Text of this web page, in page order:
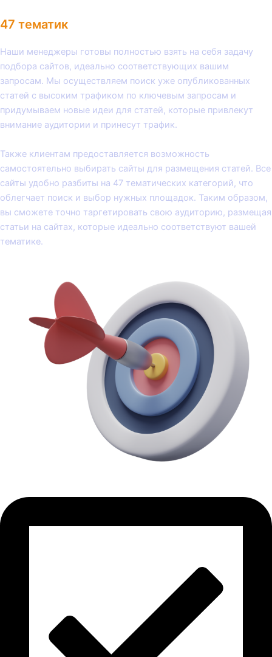
47 тематик
Наши менеджеры готовы полностью взять на себя задачу
подбора сайтов, идеально соответствующих вашим
запросам. Мы осуществляем поиск уже опубликованных
статей с высоким трафиком по ключевым запросам и
придумываем новые идеи для статей, которые привлекут
внимание аудитории и принесут трафик.
Также клиентам предоставляется возможность
самостоятельно выбирать сайты для размещения статей. Все
сайты удобно разбиты на 47 тематических категорий, что
облегчает поиск и выбор нужных площадок. Таким образом,
вы сможете точно таргетировать свою аудиторию, размещая
статьи на сайтах, которые идеально соответствуют вашей
тематике.